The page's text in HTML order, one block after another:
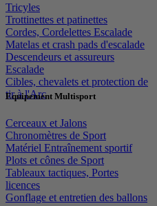
Tricyles
Trottinettes et patinettes
Cordes, Cordelettes Escalade
Matelas et crash pads d'escalade
Descendeurs et assureurs
Escalade
Cibles, chevalets et protection de
tir à l'Arc
Equipement Multisport
Cerceaux et Jalons
Chronomètres de Sport
Matériel Entraînement sportif
Plots et cônes de Sport
Tableaux tactiques, Portes
licences
Gonflage et entretien des ballons